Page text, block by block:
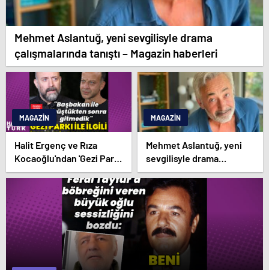
Mehmet Aslantuğ, yeni sevgilisyle drama
çalışmalarında tanıştı – Magazin haberleri
MAGAZIN
Halit Ergenç ve Rıza
Kocaoğlu'ndan 'Gezi Parkı'
ifadesi – Magazin
MAGAZIN
Mehmet Aslantuğ, yeni
sevgilisyle drama
çalışmalarında tanıştı –
Magazin haberleri